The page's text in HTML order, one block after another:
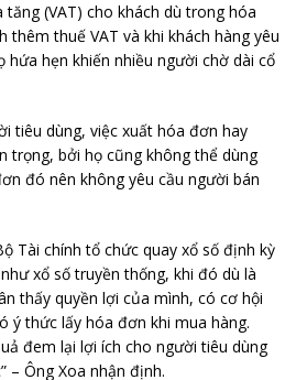
(VAT) cho khách dù trong hóa
thêm thuế VAT và khi khách hàng yêu
hứa hẹn khiến nhiều người chờ dài cổ
tiêu dùng, việc xuất hóa đơn hay
trọng, bởi họ cũng không thể dùng
đó nên không yêu cầu người bán
Tài chính tổ chức quay xổ số định kỳ
xổ số truyền thống, khi đó dù là
thấy quyền lợi của mình, có cơ hội
ý thức lấy hóa đơn khi mua hàng.
đem lại lợi ích cho người tiêu dùng
– Ông Xoa nhận định.